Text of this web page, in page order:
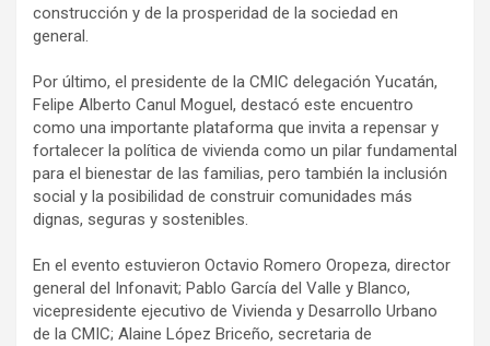
construcción y de la prosperidad de la sociedad en
general.
Por último, el presidente de la CMIC delegación Yucatán,
Felipe Alberto Canul Moguel, destacó este encuentro
como una importante plataforma que invita a repensar y
fortalecer la política de vivienda como un pilar fundamental
para el bienestar de las familias, pero también la inclusión
social y la posibilidad de construir comunidades más
dignas, seguras y sostenibles.
En el evento estuvieron Octavio Romero Oropeza, director
general del Infonavit; Pablo García del Valle y Blanco,
vicepresidente ejecutivo de Vivienda y Desarrollo Urbano
de la CMIC; Alaine López Briceño, secretaria de